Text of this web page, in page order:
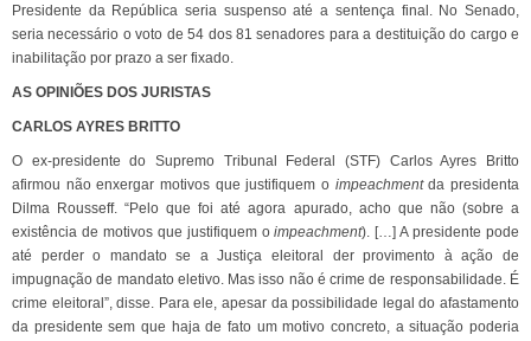
Presidente da República seria suspenso até a sentença final. No Senado,
seria necessário o voto de 54 dos 81 senadores para a destituição do cargo e
inabilitação por prazo a ser fixado.
AS OPINIÕES DOS JURISTAS
CARLOS AYRES BRITTO
O ex-presidente do Supremo Tribunal Federal (STF) Carlos Ayres Britto
afirmou não enxergar motivos que justifiquem o impeachment da presidenta
Dilma Rousseff. “Pelo que foi até agora apurado, acho que não (sobre a
existência de motivos que justifiquem o impeachment). […] A presidente pode
até perder o mandato se a Justiça eleitoral der provimento à ação de
impugnação de mandato eletivo. Mas isso não é crime de responsabilidade. É
crime eleitoral”, disse. Para ele, apesar da possibilidade legal do afastamento
da presidente sem que haja de fato um motivo concreto, a situação poderia